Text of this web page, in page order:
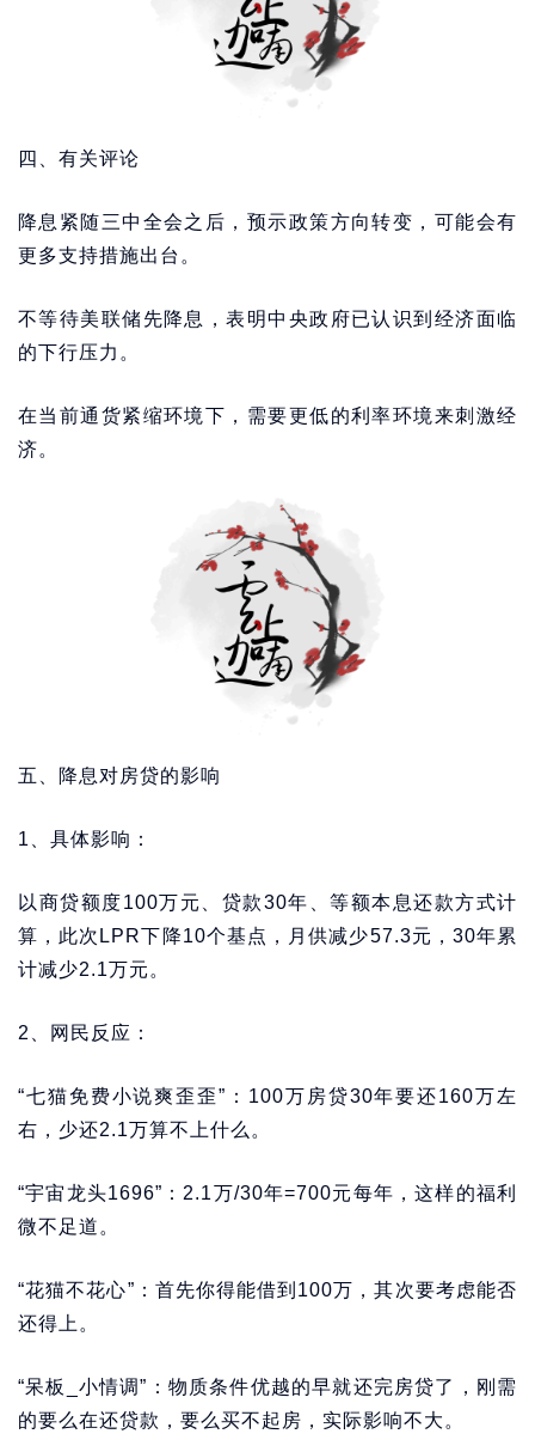
四、有关评论
降息紧随三中全会之后，预示政策方向转变，可能会有
更多支持措施出台。
不等待美联储先降息，表明中央政府已认识到经济面临
的下行压力。
在当前通货紧缩环境下，需要更低的利率环境来刺激经
济。
五、降息对房贷的影响
1、具体影响：
以商贷额度100万元、贷款30年、等额本息还款方式计
算，此次LPR下降10个基点，月供减少57.3元，30年累
计减少2.1万元。
2、网民反应：
“七猫免费小说爽歪歪”：100万房贷30年要还160万左
右，少还2.1万算不上什么。
“宇宙龙头1696”：2.1万/30年=700元每年，这样的福利
微不足道。
“花猫不花心”：首先你得能借到100万，其次要考虑能否
还得上。
“呆板_小情调”：物质条件优越的早就还完房贷了，刚需
的要么在还贷款，要么买不起房，实际影响不大。